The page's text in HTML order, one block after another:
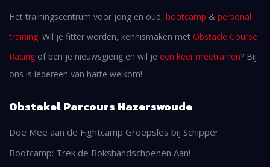
Het trainingscentrum voor jong en oud, bootcamp & personal
training. Wil je fitter worden, kennismaken met Obstacle Course
Racing of ben je nieuwsgierig en wil je een keer meetrainen? Bij
ons is iedereen van harte welkom!
Obstakel Parcours Hazerswoude
Doe Mee aan de Fightcamp Groepsles bij Schipper
Bootcamp: Trek de Bokshandschoenen Aan!